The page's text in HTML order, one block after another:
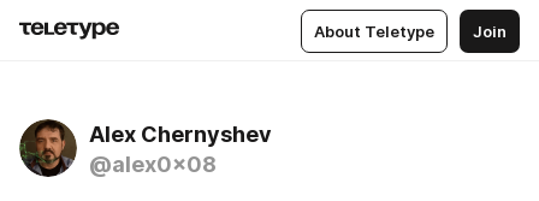
About Teletype Join
Alex Chernyshev
@alex0x08